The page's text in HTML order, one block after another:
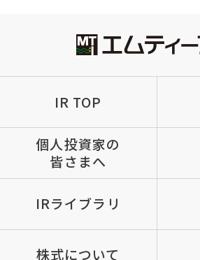
IR TOP
個人投資家の
皆さまへ
IRライブラリ
株式について